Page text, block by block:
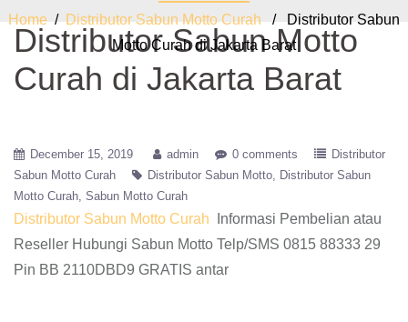
Home / Distributor Sabun Motto Curah / Distributor Sabun
Motto Curah di Jakarta Barat
Distributor Sabun Motto
Curah di Jakarta Barat
December 15, 2019 admin 0 comments
Distributor
Sabun Motto Curah
Distributor Sabun Motto
Distributor Sabun
Motto Curah Sabun Motto Curah
Distributor Sabun Motto Curah
Informasi Pembelian atau
Reseller Hubungi Sabun Motto Telp/SMS 0815 88333 29
Pin BB 2110DBD9 GRATIS antar